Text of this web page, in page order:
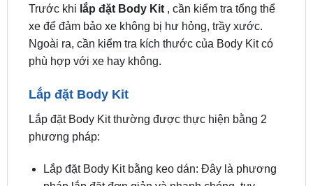
gồm các bước sau:
Kiểm tra xe
Trước khilắp đặt Body Kit
Ngoài ra, cần kiểm tra kích thước của Body Kit có
phù hợp với xe hay không.
Lắp đặt Body Kit thường được thực hiện bằng 2